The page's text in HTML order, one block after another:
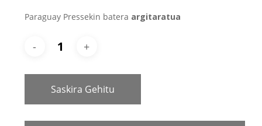
Paraguay Pressekin batera argitaratua
Saskira Gehitu